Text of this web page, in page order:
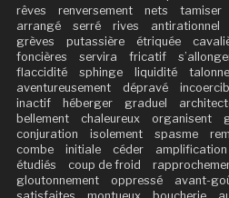
rêves
renversement nets tamiser
arrangé
serré rives antirationnel
grèves
putassière étriquée
foncières
servira fricatif
flaccidité
sphinge liquidité
aventureusement
dépravé
inactif
héberger graduel
bellement
chaleureux organisent
conjuration
isolement spasme
combe
initiale céder amplification
étudiés
coup de froid
gloutonnement
oppressé avant-